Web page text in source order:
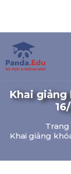
Khai
Trang
Khai giảng